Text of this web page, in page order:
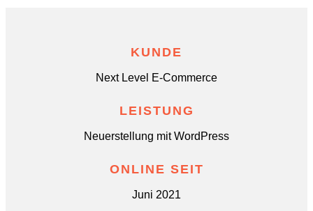
KUNDE
Next Level E-Commerce
LEISTUNG
Neuerstellung mit WordPress
ONLINE SEIT
Juni 2021